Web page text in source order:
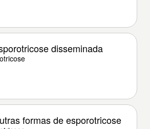
disseminada
formas de esporotricose